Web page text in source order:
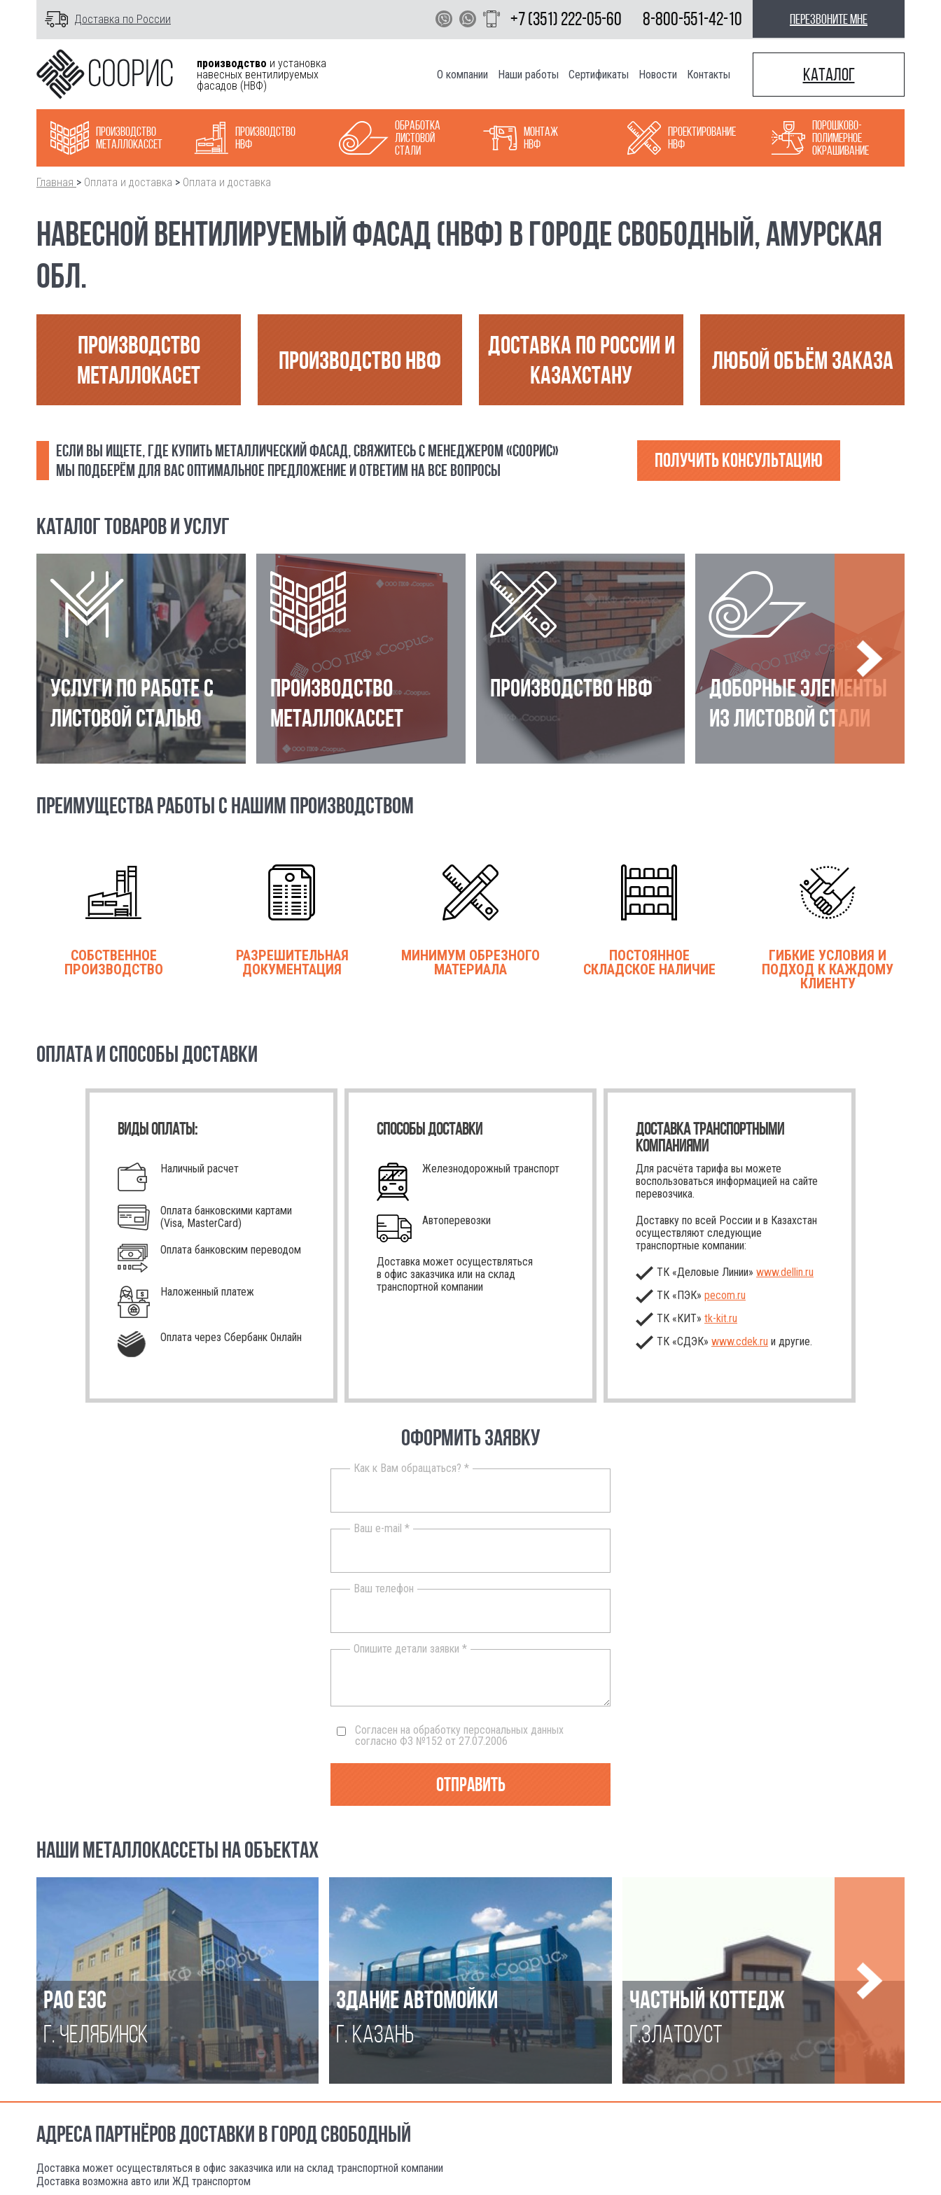
Доставка по России +7 (351) 222-05-60 8-800-551-42-10 перезвоните мне
производство и установка
навесных вентилируемых
фасадов (НВФ)
О компании Наши работы Сертификаты Новости Контакты Каталог
Производство
металлокасcет
Производство
НВФ
Обработка
листовой
стали
Монтаж
НВФ
Проектирование
НВФ
Порошково-
полимерное
окрашивание
Главная > Оплата и доставка > Оплата и доставка
НАВЕСНОЙ ВЕНТИЛИРУЕМЫЙ ФАСАД (НВФ) В ГОРОДЕ СВОБОДНЫЙ, АМУРСКАЯ
ОБЛ.
ПРОИЗВОДСТВО
МЕТАЛЛОКАСЕТ
ПРОИЗВОДСТВО НВФ
ДОСТАВКА ПО РОССИИ И
КАЗАХСТАНУ
ЛЮБОЙ ОБЪЁМ ЗАКАЗА
ЕСЛИ ВЫ ИЩЕТЕ, ГДЕ КУПИТЬ МЕТАЛЛИЧЕСКИЙ ФАСАД, СВЯЖИТЕСЬ С МЕНЕДЖЕРОМ «СООРИС»
МЫ ПОДБЕРЁМ ДЛЯ ВАС ОПТИМАЛЬНОЕ ПРЕДЛОЖЕНИЕ И ОТВЕТИМ НА ВСЕ ВОПРОСЫ
Получить консультацию
КАТАЛОГ ТОВАРОВ И УСЛУГ
УСЛУГИ ПО РАБОТЕ С
ЛИСТОВОЙ СТАЛЬЮ
ПРОИЗВОДСТВО
МЕТАЛЛОКАССЕТ
ПРОИЗВОДСТВО НВФ
ДОБОРНЫЕ ЭЛЕМЕНТЫ
ИЗ ЛИСТОВОЙ СТАЛИ
ПРЕИМУЩЕСТВА РАБОТЫ С НАШИМ ПРОИЗВОДСТВОМ
СОБСТВЕННОЕ
ПРОИЗВОДСТВО
РАЗРЕШИТЕЛЬНАЯ
ДОКУМЕНТАЦИЯ
МИНИМУМ ОБРЕЗНОГО
МАТЕРИАЛА
ПОСТОЯННОЕ
СКЛАДСКОЕ НАЛИЧИЕ
ГИБКИЕ УСЛОВИЯ И
ПОДХОД К КАЖДОМУ
КЛИЕНТУ
ОПЛАТА И СПОСОБЫ ДОСТАВКИ
ВИДЫ ОПЛАТЫ:
Наличный расчет
Оплата банковскими картами
(Visa, MasterCard)
Оплата банковским переводом
Наложенный платеж
Оплата через Сбербанк Онлайн
СПОСОБЫ ДОСТАВКИ
Железнодорожный транспорт
Автоперевозки
Доставка может осуществляться
в офис заказчика или на склад
транспортной компании
ДОСТАВКА ТРАНСПОРТНЫМИ
КОМПАНИЯМИ
Для расчёта тарифа вы можете
воспользоваться информацией на сайте
перевозчика.
Доставку по всей России и в Казахстан
осуществляют следующие
транспортные компании:
ТК «Деловые Линии» www.dellin.ru
ТК «ПЭК» pecom.ru
ТК «КИТ» tk-kit.ru
ТК «СДЭК» www.cdek.ru и другие.
ОФОРМИТЬ ЗАЯВКУ
Как к Вам обращаться? *
Ваш e-mail *
Ваш телефон
Опишите детали заявки *
Согласен на обработку персональных данных
согласно ФЗ №152 от 27.07.2006
Отправить
НАШИ МЕТАЛЛОКАССЕТЫ НА ОБЪЕКТАХ
РАО ЕЭС
Г. ЧЕЛЯБИНСК
ЗДАНИЕ АВТОМОЙКИ
Г. КАЗАНЬ
ЧАСТНЫЙ КОТТЕДЖ
Г.ЗЛАТОУСТ
АДРЕСА ПАРТНЁРОВ ДОСТАВКИ В ГОРОД СВОБОДНЫЙ
Доставка может осуществляться в офис заказчика или на склад транспортной компании
Доставка возможна авто или ЖД транспортом